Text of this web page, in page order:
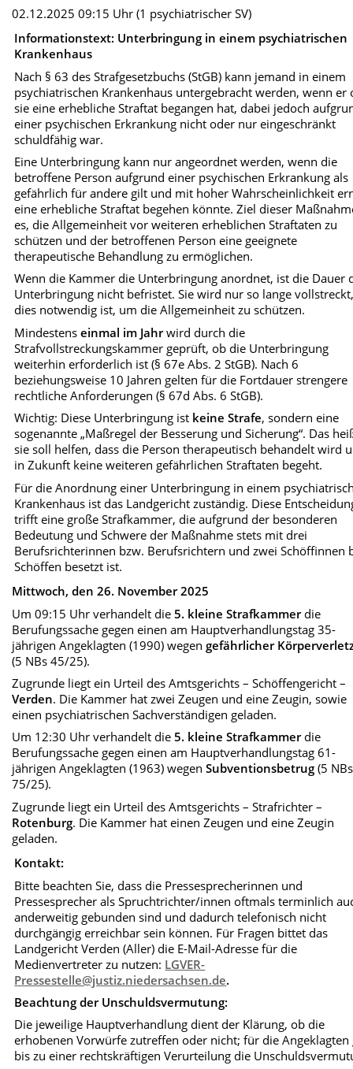
02.12.2025 09:15 Uhr (1 psychiatrischer SV)
Informationstext: Unterbringung in einem psychiatrischen
Krankenhaus
Nach § 63 des Strafgesetzbuchs (StGB) kann jemand in einem
psychiatrischen Krankenhaus untergebracht werden, wenn er
sie eine erhebliche Straftat begangen hat, dabei jedoch
einer psychischen Erkrankung nicht oder nur eingeschränkt
schuldfähig war.
Eine Unterbringung kann nur angeordnet werden, wenn die
betroffene Person aufgrund einer psychischen Erkrankung als
gefährlich für andere gilt und mit hoher Wahrscheinlichkeit
eine erhebliche Straftat begehen könnte. Ziel dieser
es, die Allgemeinheit vor weiteren erheblichen Straftaten zu
schützen und der betroffenen Person eine geeignete
therapeutische Behandlung zu ermöglichen.
Wenn die Kammer die Unterbringung anordnet, ist die Dauer
Unterbringung nicht befristet. Sie wird nur so lange
dies notwendig ist, um die Allgemeinheit zu schützen.
Mindestenseinmal im Jahrwird durch die
Strafvollstreckungskammer geprüft, ob die Unterbringung
weiterhin erforderlich ist (§ 67e Abs. 2 StGB). Nach 6
beziehungsweise 10 Jahren gelten für die Fortdauer strengere
rechtliche Anforderungen (§ 67d Abs. 6 StGB).
Wichtig: Diese Unterbringung ist keine Strafe, sondern eine
sogenannte „Maßregel der Besserung und Sicherung“. Das
sie soll helfen, dass die Person therapeutisch behandelt wird
in Zukunft keine weiteren gefährlichen Straftaten begeht.
Für die Anordnung einer Unterbringung in einem
Krankenhaus ist das Landgericht zuständig. Diese
trifft eine große Strafkammer, die aufgrund der besonderen
Bedeutung und Schwere der Maßnahme stets mit drei
Berufsrichterinnen bzw. Berufsrichtern und zwei Schöffinnen
Schöffen besetzt ist.
Mittwoch, den 26. November 2025
Um 09:15 Uhr verhandelt die5. kleine Strafkammerdie
Berufungssache gegen einen am Hauptverhandlungstag 35-
jährigen Angeklagten (1990) wegengefährlicher
(5 NBs 45/25).
Zugrunde liegt ein Urteil des Amtsgerichts – Schöffengericht –
Verden. Die Kammer hat zwei Zeugen und eine Zeugin, sowie
einen psychiatrischen Sachverständigen geladen.
Um 12:30 Uhr verhandelt die5. kleine Strafkammerdie
Berufungssache gegen einen am Hauptverhandlungstag 61-
jährigen Angeklagten (1963) wegenSubventionsbetrug (5 NBs
75/25).
Zugrunde liegt ein Urteil des Amtsgerichts – Strafrichter –
Rotenburg. Die Kammer hat einen Zeugen und eine Zeugin
geladen.
Kontakt:
Bitte beachten Sie, dass die Pressesprecherinnen und
Pressesprecher als Spruchtrichter/innen oftmals terminlich
anderweitig gebunden sind und dadurch telefonisch nicht
durchgängig erreichbar sein können. Für Fragen bittet das
Landgericht Verden (Aller) die E-Mail-Adresse für die
Medienvertreter zu nutzen: LGVER-
Pressestelle@justiz.niedersachsen.de.
Beachtung der Unschuldsvermutung:
Die jeweilige Hauptverhandlung dient der Klärung, ob die
erhobenen Vorwürfe zutreffen oder nicht; für die Angeklagten
bis zu einer rechtskräftigen Verurteilung die